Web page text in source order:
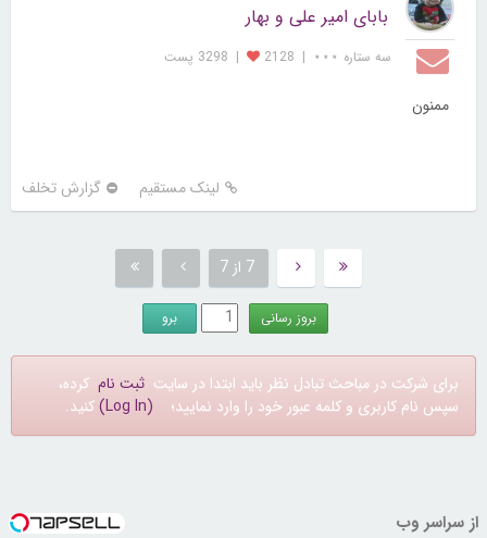
بابای امیر علی و بهار
سه ستاره ⋆⋆⋆ |
2128
| 3298 پست
ممنون
لینک مستقیم گزارش تخلف
7 از 7
برای شرکت در مباحث تبادل نظر باید ابتدا در سایت ثبت نام کرده،
سپس نام کاربری و کلمه عبور خود را وارد نمایید؛ (Log In) کنید.
از سراسر وب